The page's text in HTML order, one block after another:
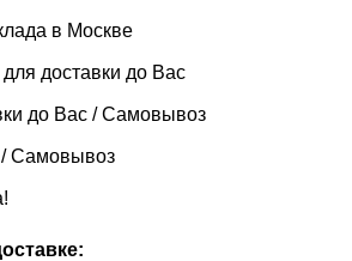
в Москве
доставки до Вас
до Вас / Самовывоз
Самовывоз